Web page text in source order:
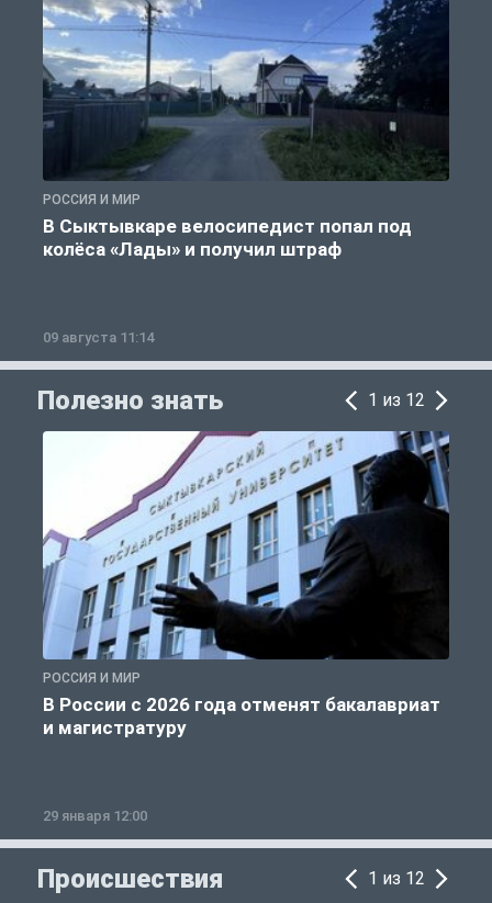
РОССИЯ И МИР
В Сыктывкаре велосипедист попал под
колёса «Лады» и получил штраф
09 августа 11:14
Полезно знать 1 из 12
РОССИЯ И МИР
В России с 2026 года отменят бакалавриат
и магистратуру
29 января 12:00
Происшествия 1 из 12